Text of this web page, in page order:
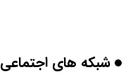
شبکه های اجتماعی